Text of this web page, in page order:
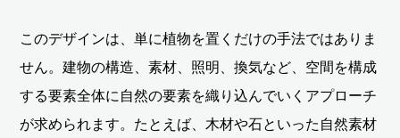
このデザインは、単に植物を置くだけの手法ではありま
せん。建物の構造、素材、照明、換気など、空間を構成
する要素全体に自然の要素を織り込んでいくアプローチ
が求められます。たとえば、木材や石といった自然素材